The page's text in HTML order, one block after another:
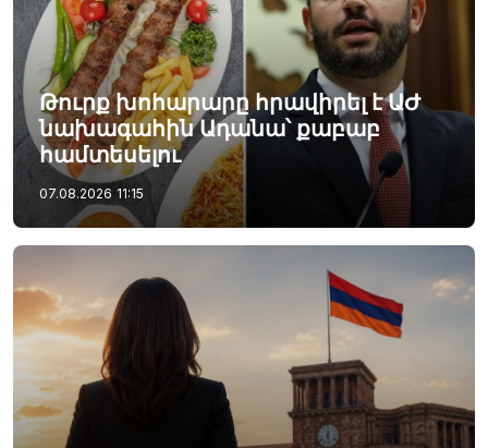
Թուրք խոհարարը հրավիրել է ԱԺ
նախագահին Ադանա՝ քաբաբ
համտեսելու
07.08.2026 11:15